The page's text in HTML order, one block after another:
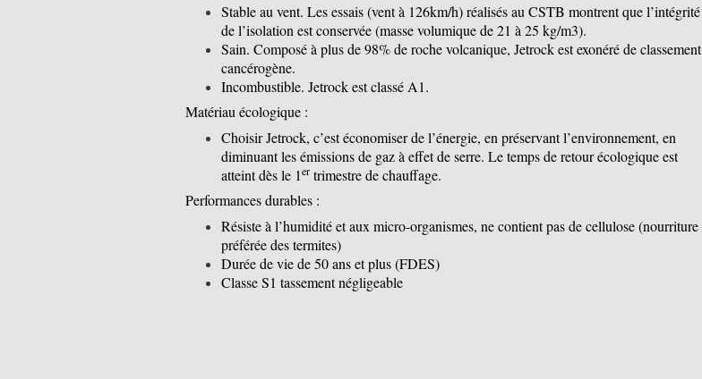
Stable au vent. Les essais (vent à 126km/h) réalisés au CSTB montrent que l’intégrité
de l’isolation est conservée (masse volumique de 21 à 25 kg/m3).
Sain. Composé à plus de 98% de roche volcanique, Jetrock est exonéré de classement
cancérogène.
Incombustible. Jetrock est classé A1.
Matériau écologique :
Choisir Jetrock, c’est économiser de l’énergie, en préservant l’environnement, en
diminuant les émissions de gaz à effet de serre. Le temps de retour écologique est
atteint dès le 1er trimestre de chauffage.
Performances durables :
Résiste à l’humidité et aux micro-organismes, ne contient pas de cellulose (nourriture
préférée des termites)
Durée de vie de 50 ans et plus (FDES)
Classe S1 tassement négligeable